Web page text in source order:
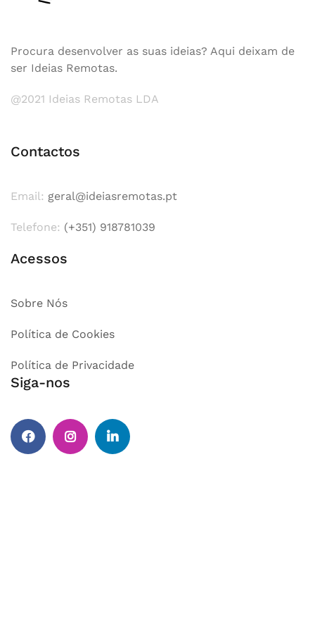
Procura desenvolver as suas ideias? Aqui deixam de
ser Ideias Remotas.
@2021 Ideias Remotas LDA
Contactos
Email: geral@ideiasremotas.pt
Telefone: (+351) 918781039
Acessos
Sobre Nós
Política de Cookies
Política de Privacidade
Siga-nos